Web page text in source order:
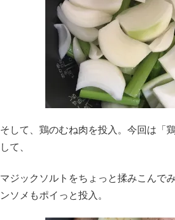
そして、鶏のむね肉を投入。今回は「
して、
マジックソルトをちょっと揉みこんで
ンソメもポイっと投入。